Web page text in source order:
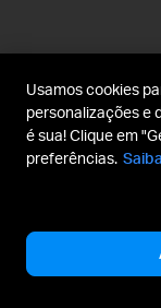
Usamos cookies
personalizações e
é sua! Clique em
preferências.